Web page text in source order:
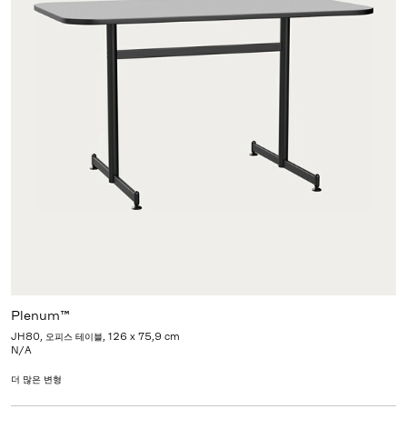
Plenum™
JH80, 오피스 테이블, 126 x 75,9 cm
N/A
더 많은 변형